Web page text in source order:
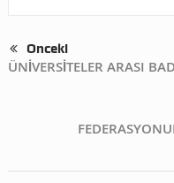
Önceki
ÜNİVERSİTELER ARASI